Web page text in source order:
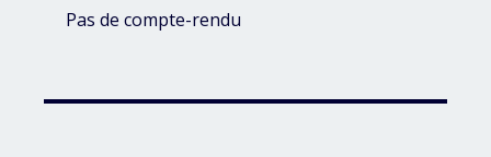
Pas de compte-rendu